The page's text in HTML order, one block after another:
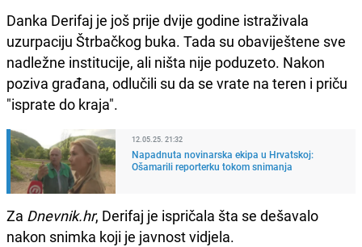
Danka Derifaj je još prije dvije godine istraživala
uzurpaciju Štrbačkog buka. Tada su obaviještene sve
nadležne institucije, ali ništa nije poduzeto. Nakon
poziva građana, odlučili su da se vrate na teren i priču
"isprate do kraja".
12.05.25. 21:32
Napadnuta novinarska ekipa u Hrvatskoj:
Ošamarili reporterku tokom snimanja
Za Dnevnik.hr, Derifaj je ispričala šta se dešavalo
nakon snimka koji je javnost vidjela.